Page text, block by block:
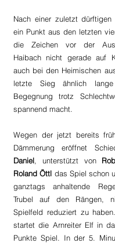
Nach einer zuletzt dürftigen
ein Punkt aus den letzten
die Zeichen vor der
Haibach nicht gerade auf
auch bei den Heimischen
letzte Sieg ähnlich
Begegnung trotz
spannend macht.
Wegen der jetzt bereits
Dämmerung eröffnet
Daniel, unterstützt von
Roland Öttl das Spiel schon
ganztags anhaltende
Trubel auf den Rängen,
Spielfeld reduziert zu
startet die Arnreiter Elf in
Punkte Spiel. In der 5.